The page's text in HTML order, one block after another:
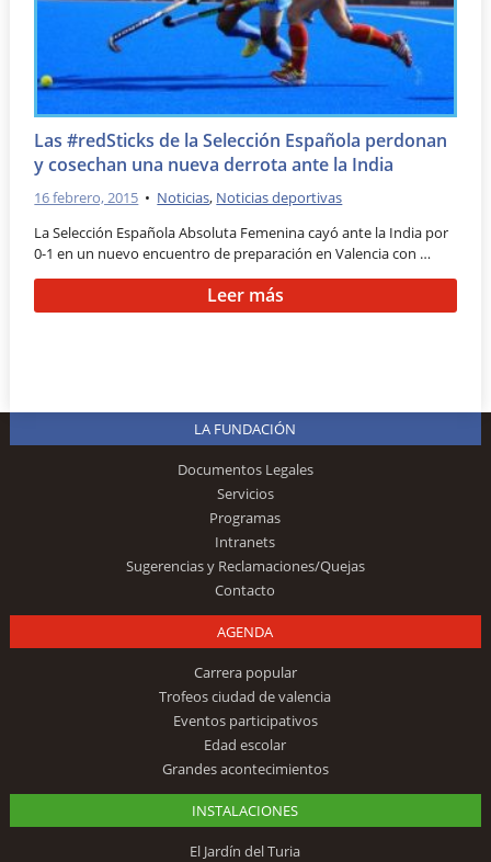
Las #redSticks de la Selección Española perdonan
y cosechan una nueva derrota ante la India
16 febrero, 2015 • Noticias, Noticias deportivas
La Selección Española Absoluta Femenina cayó ante la India por
0-1 en un nuevo encuentro de preparación en Valencia con …
Leer más
LA FUNDACIÓN
Documentos Legales
Servicios
Programas
Intranets
Sugerencias y Reclamaciones/Quejas
Contacto
AGENDA
Carrera popular
Trofeos ciudad de valencia
Eventos participativos
Edad escolar
Grandes acontecimientos
INSTALACIONES
El Jardín del Turia